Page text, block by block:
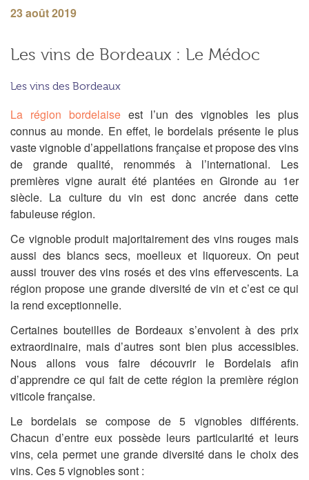
23 août 2019
Les vins de Bordeaux : Le Médoc
Les vins des Bordeaux
La région bordelaiseest l’un des vignobles les plus
connus au monde. En effet, le bordelais présente le plus
vaste vignoble d’appellations française et propose des vins
de grande qualité, renommés à l’international. Les
premières vigne aurait été plantées en Gironde au 1er
siècle. La culture du vin est donc ancrée dans cette
fabuleuse région.
Ce vignoble produit majoritairement des vins rouges mais
aussi des blancs secs, moelleux et liquoreux. On peut
aussi trouver des vins rosés et des vins effervescents. La
région propose une grande diversité de vin et c’est ce qui
la rend exceptionnelle.
Certaines bouteilles de Bordeaux s’envolent à des prix
extraordinaire, mais d’autres sont bien plus accessibles.
Nous allons vous faire découvrir le Bordelais afin
d’apprendre ce qui fait de cette région la première région
viticole française.
Le bordelais se compose de 5 vignobles différents.
Chacun d’entre eux possède leurs particularité et leurs
vins, cela permet une grande diversité dans le choix des
vins. Ces 5 vignobles sont :